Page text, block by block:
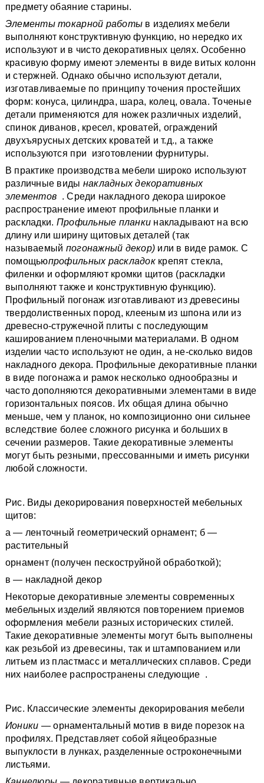
предмету обаяние старины.
Элементы токарной работы в изделиях мебели
выполняют конструктивную функцию, но нередко их
используют и в чисто декоративных целях. Особенно
красивую форму имеют элементы в виде витых колонн
и стержней. Однако обычно используют детали,
изготавливаемые по принципу точения простейших
форм: конуса, цилиндра, шара, колец, овала. Точеные
детали применяются для ножек различных изделий,
спинок диванов, кресел, кроватей, ограждений
двухъярусных детских кроватей и т.д., а также
используются при изготовлении фурнитуры.
В практике производства мебели широко используют
различные виды накладных декоративных
элементов . Среди накладного декора широкое
распространение имеют профильные планки и
раскладки. Профильные планки накладывают на всю
длину или ширину щитовых деталей (так
называемый погонажный декор) или в виде рамок. С
помощьюпрофильных раскладок крепят стекла,
филенки и оформляют кромки щитов (раскладки
выполняют также и конструктивную функцию).
Профильный погонаж изготавливают из древесины
твердолиственных пород, клееным из шпона или из
древесно-стружечной плиты с последующим
кашированием пленочными материалами. В одном
изделии часто используют не один, а не-сколько видов
накладного декора. Профильные декоративные планки
в виде погонажа и рамок несколько однообразны и
часто дополняются декоративными элементами в виде
горизонтальных поясов. Их общая длина обычно
меньше, чем у планок, но композиционно они сильнее
вследствие более сложного рисунка и больших в
сечении размеров. Такие декоративные элементы
могут быть резными, прессованными и иметь рисунки
любой сложности.
Рис. Виды декорирования поверхностей мебельных
щитов:
а — ленточный геометрический орнамент; б —
растительный
орнамент (получен пескоструйной обработкой);
в — накладной декор
Некоторые декоративные элементы современных
мебельных изделий являются повторением приемов
оформления мебели разных исторических стилей.
Такие декоративные элементы могут быть выполнены
как резьбой из древесины, так и штампованием или
литьем из пластмасс и металлических сплавов. Среди
них наиболее распространены следующие .
Рис. Классические элементы декорирования мебели
Ионики —орнаментальный мотив в виде порезок на
профилях. Представляет собой яйцеобразные
выпуклости в лунках, разделенные остроконечными
листьями.